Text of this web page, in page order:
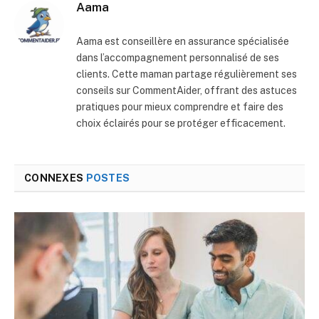
Aama
Aama est conseillère en assurance spécialisée
dans l’accompagnement personnalisé de ses
clients. Cette maman partage régulièrement ses
conseils sur CommentAider, offrant des astuces
pratiques pour mieux comprendre et faire des
choix éclairés pour se protéger efficacement.
CONNEXES POSTES